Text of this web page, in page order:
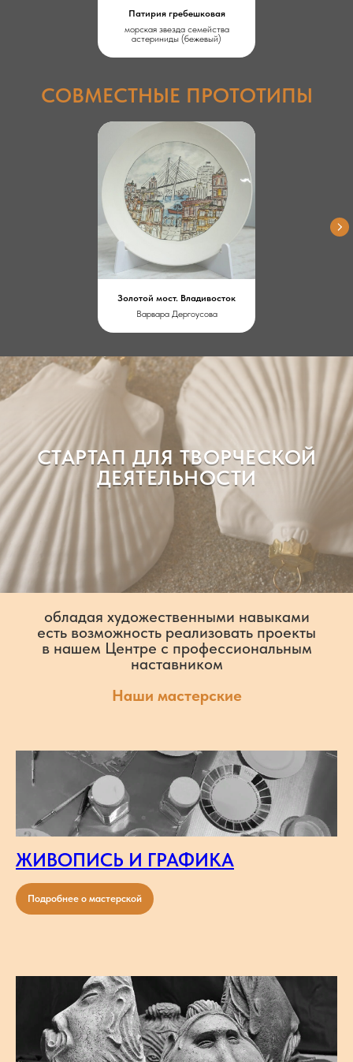
Патирия гребешковая
морская звезда семейства
астериниды (бежевый)
СОВМЕСТНЫЕ ПРОТОТИПЫ
Золотой мост. Владивосток
Варвара Дергоусова
СТАРТАП ДЛЯ ТВОРЧЕСКОЙ
ДЕЯТЕЛЬНОСТИ
обладая художественными навыками
есть возможность реализовать проекты
в нашем Центре с профессиональным
наставником
Наши мастерские
ЖИВОПИСЬ И ГРАФИКА
Подробнее о мастерской
© 2025 ТриА
+7 (914) 792-42-02
aaa@dv-art.ru
г. Владивосток, ул. Петра Великого, 3А
Пн-Вс: 10:00-20:00
Предварительная запись
Подписывайтесь на Telegram иVK
Мы расположены рядом со сквером Театра Горького
в Дальневосточном государственном институте искусств.